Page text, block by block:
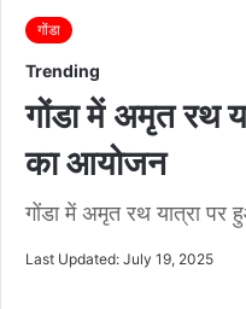
गोंडा
Trending
गोंडा में अमृत रथ
का आयोजन
गोंडा में अमृत रथ यात्रा
Last Updated: July 19, 2025